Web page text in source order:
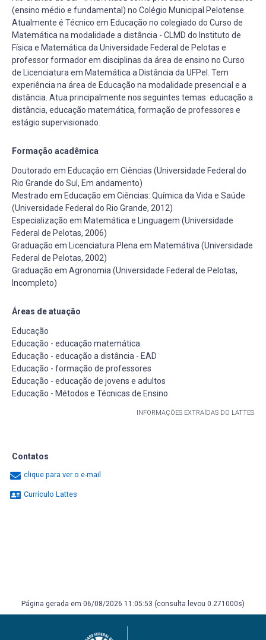
(ensino médio e fundamental) no Colégio Municipal Pelotense.
Atualmente é Técnico em Educação no colegiado do Curso de
Matemática na modalidade a distância - CLMD do Instituto de
Física e Matemática da Universidade Federal de Pelotas e
professor formador em disciplinas da área de ensino no Curso
de Licenciatura em Matemática a Distância da UFPel. Tem
experiência na área de Educação na modalidade presencial e a
distância. Atua principalmente nos seguintes temas: educação a
distância, educação matemática, formação de professores e
estágio supervisionado.
Formação acadêmica
Doutorado em Educaçâo em Ciências (Universidade Federal do
Rio Grande do Sul, Em andamento)
Mestrado em Educação em Ciências: Química da Vida e Saúde
(Universidade Federal do Rio Grande, 2012)
Especialização em Matemática e Linguagem (Universidade
Federal de Pelotas, 2006)
Graduação em Licenciatura Plena em Matemátiva (Universidade
Federal de Pelotas, 2002)
Graduação em Agronomia (Universidade Federal de Pelotas,
Incompleto)
Áreas de atuação
Educação
Educação - educação matemática
Educação - educação a distância - EAD
Educação - formação de professores
Educação - educação de jovens e adultos
Educação - Métodos e Técnicas de Ensino
INFORMAÇÕES EXTRAÍDAS DO LATTES
Contatos
clique para ver o e-mail
Currículo Lattes
Página gerada em 06/08/2026 11:05:53 (consulta levou 0.271000s)